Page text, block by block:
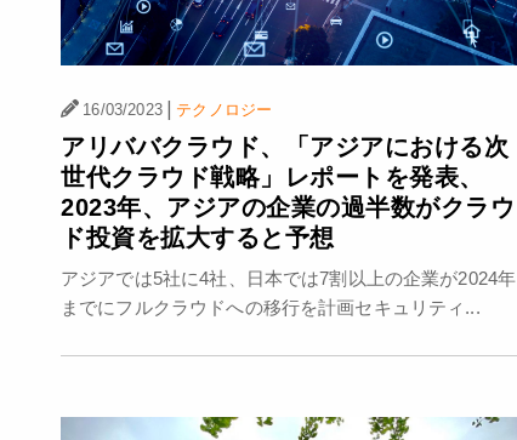
16/03/2023 | テクノロジー
アリババクラウド、「アジアにおける次
世代クラウド戦略」レポートを発表、
2023年、アジアの企業の過半数がクラウ
ド投資を拡大すると予想
アジアでは5社に4社、日本では7割以上の企業が2024年
までにフルクラウドへの移行を計画セキュリティ...